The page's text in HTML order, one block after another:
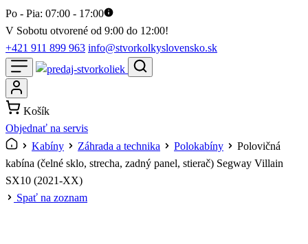
Po - Pia: 07:00 - 17:00
V Sobotu otvorené od 9:00 do 12:00!
+421 911 899 963 info@stvorkolkyslovensko.sk
Košík
Objednať na servis
Kabíny
Záhrada a technika Polokabíny
Polovičná
kabína (čelné sklo, strecha, zadný panel, stierač) Segway Villain
SX10 (2021-XX)
Spať na zoznam